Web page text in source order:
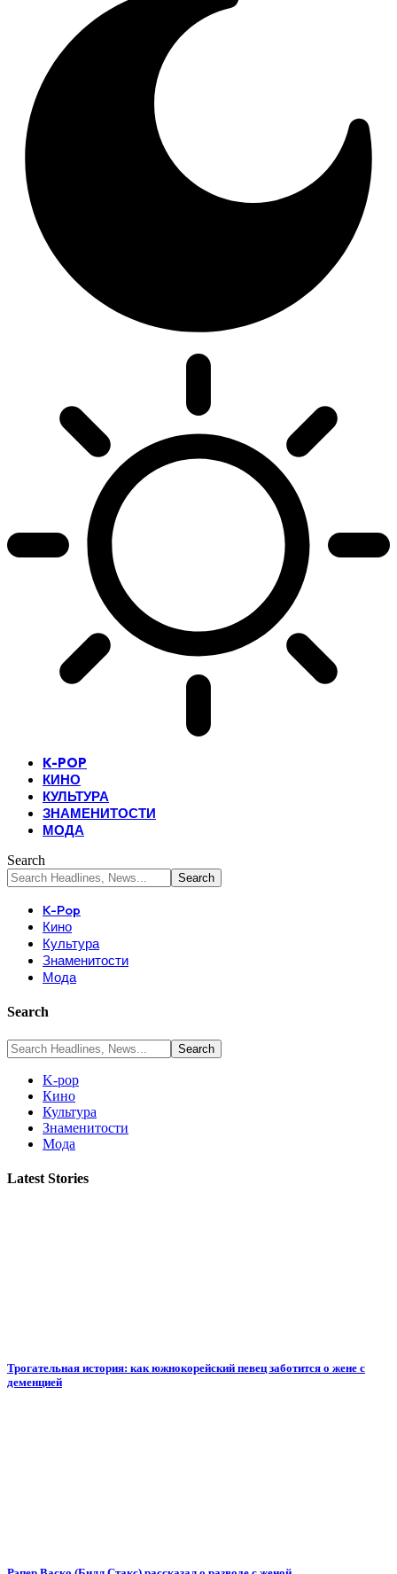
K-POP
КИНО
КУЛЬТУРА
ЗНАМЕНИТОСТИ
МОДА
Search
K-Pop
Кино
Культура
Знаменитости
Мода
Search
K-pop
Кино
Культура
Знаменитости
Мода
Latest Stories
Трогательная история: как южнокорейский певец заботится о жене с
деменцией